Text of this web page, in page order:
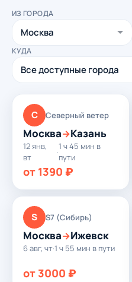
ИЗ ГОРОДА
КУДА
С Северный ветер
Москва→Казань
12 янв,
вт
·
1 ч 45 мин в
пути
от 1390 ₽
S S7 (Сибирь)
Москва→Ижевск
6 авг, чт·1 ч 55 мин в пути
от 3000 ₽